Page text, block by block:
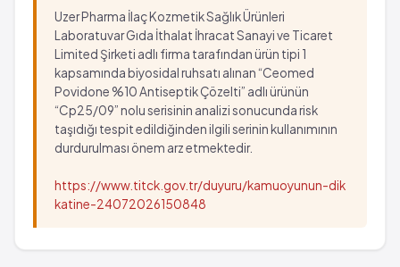
Uzer Pharma İlaç Kozmetik Sağlık Ürünleri
Laboratuvar Gıda İthalat İhracat Sanayi ve Ticaret
Limited Şirketi adlı firma tarafından ürün tipi 1
kapsamında biyosidal ruhsatı alınan “Ceomed
Povidone %10 Antiseptik Çözelti” adlı ürünün
“Cp25/09” nolu serisinin analizi sonucunda risk
taşıdığı tespit edildiğinden ilgili serinin kullanımının
durdurulması önem arz etmektedir.
https://www.titck.gov.tr/duyuru/kamuoyunun-dik
katine-24072026150848